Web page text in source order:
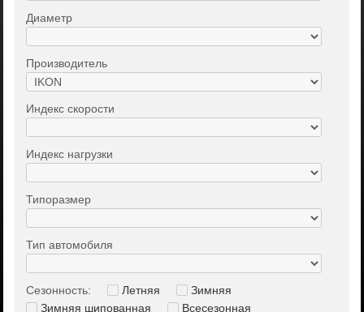
Диаметр
Производитель
Индекс скорости
Индекс нагрузки
Типоразмер
Тип автомобиля
Сезонность: Летняя
Зимняя
Зимняя шипованная
Всесезонная